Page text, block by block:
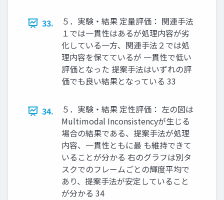
33.
５．実験・結果 定量評価： 関連手法
１では一貫性はあるが処理内容が劣
化している一方、関連手法２では処
理内容を保てているが 一貫性で低い
評価となった 提案手法はいずれの評
価でも良い結果となっている 33
34.
５．実験・結果 定性評価： 左の図は
Multimodal Inconsistencyが生じる
場合の結果である、提案手法が処理
内容、一貫性ともに最 も維持できて
いることが分かる 右のグラフは別タ
スクでのフレームごとの輝度平均で
あり、提案手法が安定していること
が分かる 34